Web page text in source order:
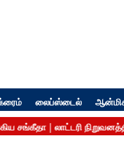
லைப்ஸ்டைல்